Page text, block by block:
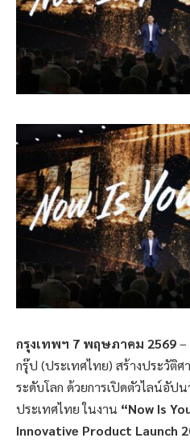
กรุงเทพฯ 7 พฤษภาคม 2569–
กรุ๊ป (ประเทศไทย) สร้างประวัติศ
ระดับโลก ด้วยการเปิดตัวไลน์อัป
ประเทศไทย ในงาน “Now Is
Innovative Product Launch